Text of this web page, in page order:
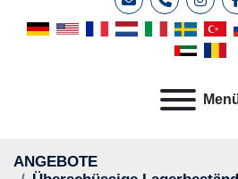
E-MailTelefon
ANGEBOTE